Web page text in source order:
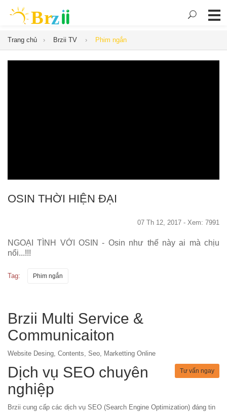
Trang chủ Brzii TV Phim ngắn
OSIN THỜI HIỆN ĐẠI
07 Th 12, 2017 - Xem: 7991
NGOẠI TÌNH VỚI OSIN - Osin như thế này ai mà chịu
nổi...!!!
Tag: Phim ngắn
Brzii Multi Service &
Communicaiton
Website Desing, Contents, Seo, Marketting Online
Tư vấn ngay
Dịch vụ SEO chuyên
nghiệp
Brzii cung cấp các dịch vụ SEO (Search Engine Optimization) đáng tin